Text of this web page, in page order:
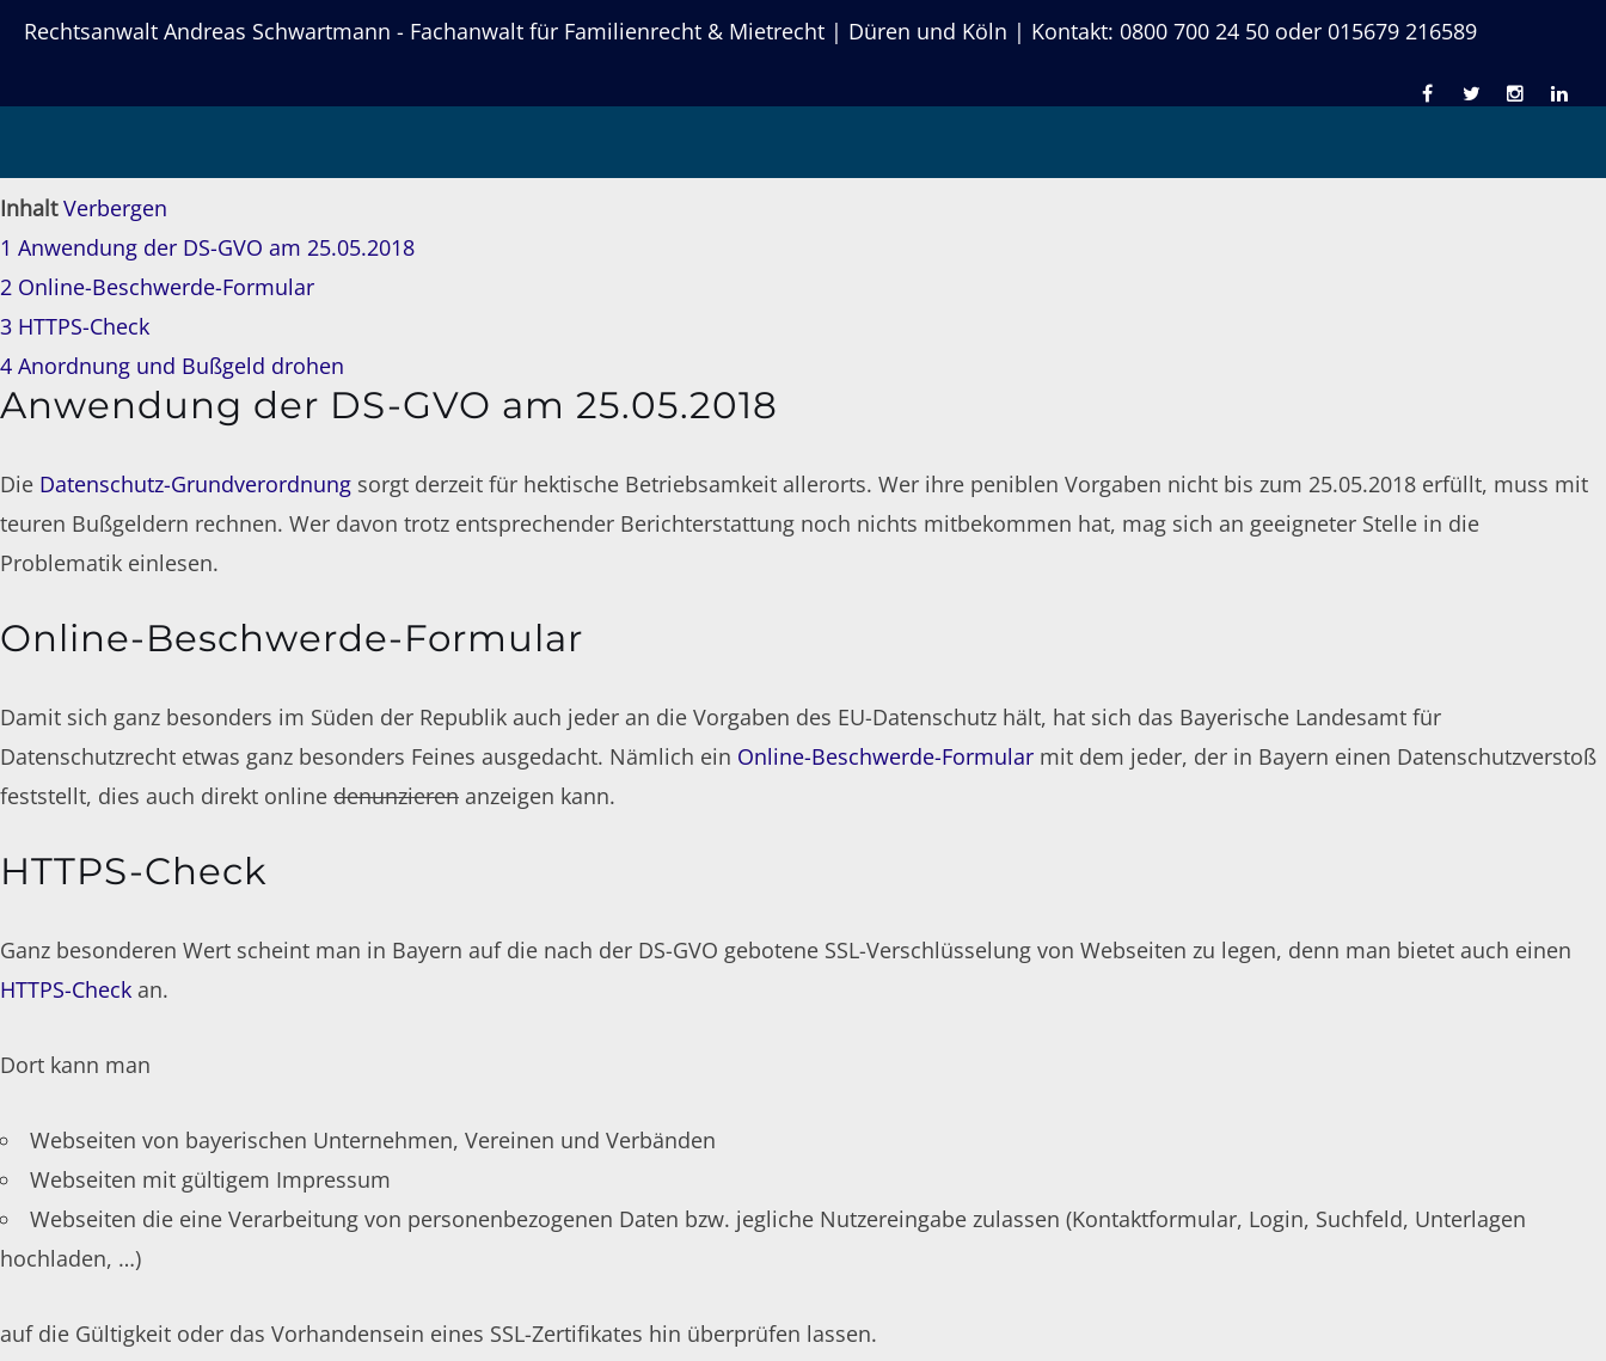
Rechtsanwalt Andreas Schwartmann - Fachanwalt für Familienrecht & Mietrecht | Düren und Köln | Kontakt: 0800 700 24 50 oder 015679 216589
Inhalt Verbergen
1 Anwendung der DS-GVO am 25.05.2018
2 Online-Beschwerde-Formular
3 HTTPS-Check
4 Anordnung und Bußgeld drohen
Anwendung der DS-GVO am 25.05.2018
Die Datenschutz-Grundverordnung sorgt derzeit für hektische Betriebsamkeit allerorts. Wer ihre peniblen Vorgaben nicht bis zum 25.05.2018 erfüllt, muss mit
teuren Bußgeldern rechnen. Wer davon trotz entsprechender Berichterstattung noch nichts mitbekommen hat, mag sich an geeigneter Stelle in die
Problematik einlesen.
Online-Beschwerde-Formular
Damit sich ganz besonders im Süden der Republik auch jeder an die Vorgaben des EU-Datenschutz hält, hat sich das Bayerische Landesamt für
Datenschutzrecht etwas ganz besonders Feines ausgedacht. Nämlich ein Online-Beschwerde-Formular mit dem jeder, der in Bayern einen Datenschutzverstoß
feststellt, dies auch direkt online denunzieren anzeigen kann.
HTTPS-Check
Ganz besonderen Wert scheint man in Bayern auf die nach der DS-GVO gebotene SSL-Verschlüsselung von Webseiten zu legen, denn man bietet auch einen
HTTPS-Check an.
Dort kann man
Webseiten von bayerischen Unternehmen, Vereinen und Verbänden
Webseiten mit gültigem Impressum
Webseiten die eine Verarbeitung von personenbezogenen Daten bzw. jegliche Nutzereingabe zulassen (Kontaktformular, Login, Suchfeld, Unterlagen
hochladen, …)
auf die Gültigkeit oder das Vorhandensein eines SSL-Zertifikates hin überprüfen lassen.